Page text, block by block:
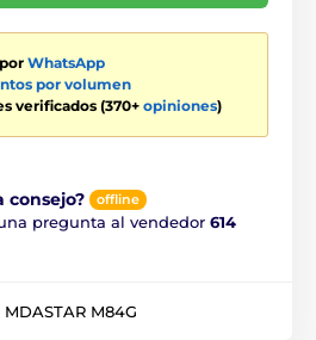
WhatsApp
por volumen
verificados (370+ opiniones)
consejo? offline
pregunta al vendedor 614
MDASTAR M84G